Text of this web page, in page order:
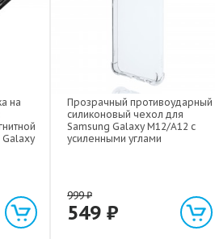
на
Прозрачный противоударный
силиконовый чехол для
Samsung Galaxy M12/A12 с
усиленными углами
999₽
549 ₽